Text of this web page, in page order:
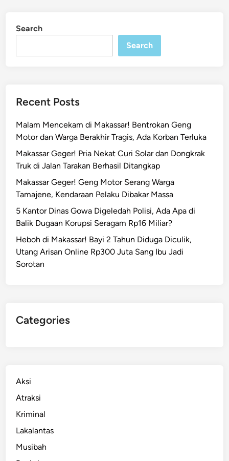
Search
Search
Recent Posts
Malam Mencekam di Makassar! Bentrokan Geng
Motor dan Warga Berakhir Tragis, Ada Korban Terluka
Makassar Geger! Pria Nekat Curi Solar dan Dongkrak
Truk di Jalan Tarakan Berhasil Ditangkap
Makassar Geger! Geng Motor Serang Warga
Tamajene, Kendaraan Pelaku Dibakar Massa
5 Kantor Dinas Gowa Digeledah Polisi, Ada Apa di
Balik Dugaan Korupsi Seragam Rp16 Miliar?
Heboh di Makassar! Bayi 2 Tahun Diduga Diculik,
Utang Arisan Online Rp300 Juta Sang Ibu Jadi
Sorotan
Categories
Aksi
Atraksi
Kriminal
Lakalantas
Musibah